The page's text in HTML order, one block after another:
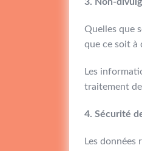
Quelles que
que ce soit à
Les
traitement
4. Sécurité
Les données